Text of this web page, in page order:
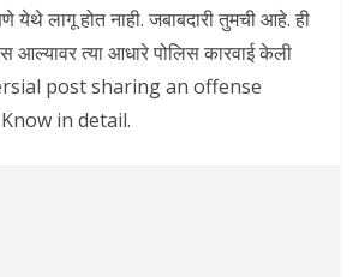
येथे लागू होत नाही. जबाबदारी तुमची आहे. ही
आल्यावर त्या आधारे पोलिस कारवाई केली
post sharing an offense
in detail.